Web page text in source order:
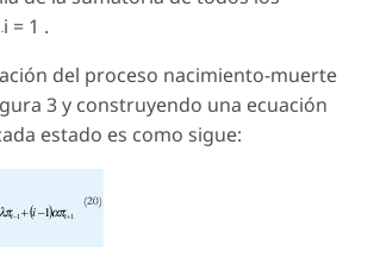
i = 1 .
del proceso nacimiento-muerte
3 y construyendo una ecuación
estado es como sigue: